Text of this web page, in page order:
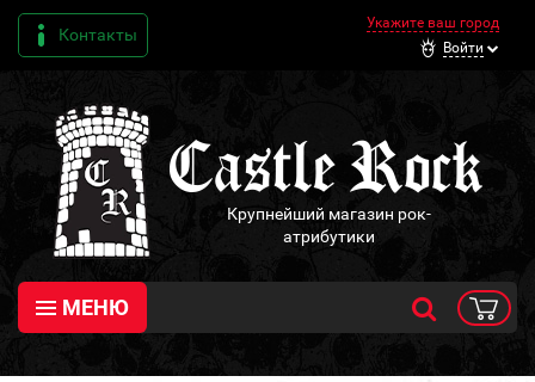
Контакты
Укажите ваш город
Войти
Крупнейший магазин рок-
атрибутики
МЕНЮ